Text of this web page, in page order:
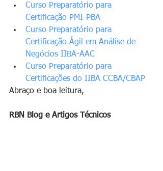
Curso Preparatório para
Certificação PMI-PBA
Curso Preparatório para
Certificação Ágil em Análise de
Negócios IIBA-AAC
Curso Preparatório para
Certificações do IIBA CCBA/CBAP
Abraço e boa leitura,
RBN Blog e Artigos Técnicos